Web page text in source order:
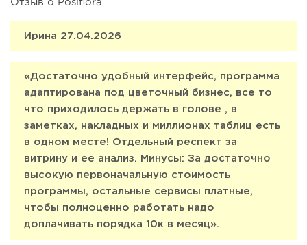
Отзыв о Posiflora
Ирина 27.04.2026
«Достаточно удобный интерфейс, программа
адаптирована под цветочный бизнес, все то
что приходилось держать в голове , в
заметках, накладных и миллионах таблиц есть
в одном месте! Отдельный респект за
витрину и ее анализ. Минусы: За достаточно
высокую первоначальную стоимость
программы, остальные сервисы платные,
чтобы полноценно работать надо
доплачивать порядка 10к в месяц».